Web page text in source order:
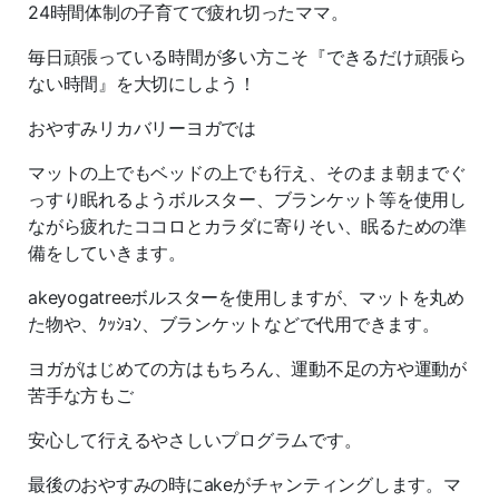
24時間体制の子育てで疲れ切ったママ。
毎日頑張っている時間が多い方こそ『できるだけ頑張ら
ない時間』を大切にしよう！
おやすみリカバリーヨガでは
マットの上でもベッドの上でも行え、そのまま朝までぐ
っすり眠れるようボルスター、ブランケット等を使用し
ながら疲れたココロとカラダに寄りそい、眠るための準
備をしていきます。
akeyogatreeボルスターを使用しますが、マットを丸め
た物や、ｸｯｼｮﾝ、ブランケットなどで代用できます。
ヨガがはじめての方はもちろん、運動不足の方や運動が
苦手な方もご
安心して行えるやさしいプログラムです。
最後のおやすみの時にakeがチャンティングします。マ